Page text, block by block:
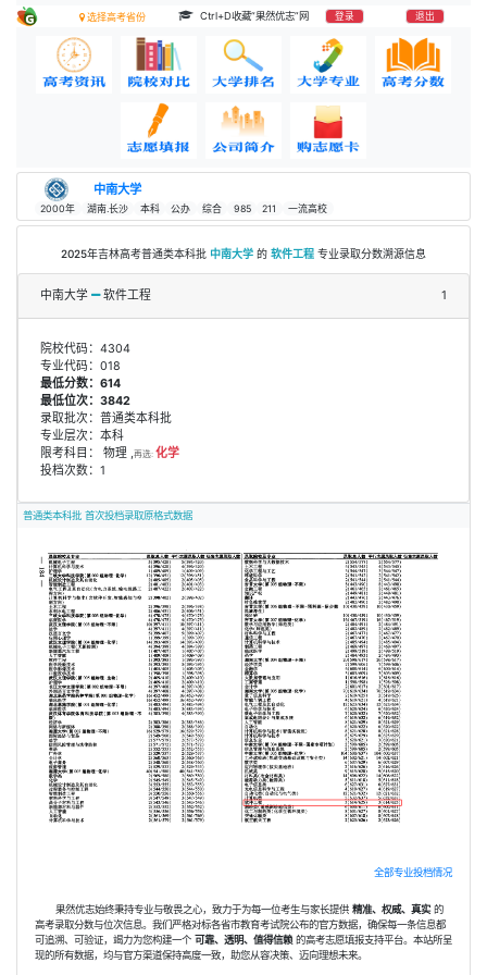
选择高考省份 Ctrl+D收藏“果然优志”网 登录 退出
中南大学
2000年 湖南.长沙 本科 公办 综合 985 211 一流高校
2025年吉林高考普通类本科批 中南大学 的 软件工程 专业录取分数溯源信息
中南大学 软件工程 1
院校代码：4304
专业代码：018
最低分数：614
最低位次：3842
录取批次：普通类本科批
专业层次：本科
限考科目： 物理 ,再选: 化学
投档次数：1
普通类本科批 首次投档录取原格式数据
全部专业投档情况
果然优志始终秉持专业与敬畏之心，致力于为每一位考生与家长提供 精准、权威、真实的
高考录取分数与位次信息。我们严格对标各省市教育考试院公布的官方数据，确保每一条信息都
可追溯、可验证，竭力为您构建一个 可靠、透明、值得信赖 的高考志愿填报支持平台。本站所呈
现的所有数据，均与官方渠道保持高度一致，助您从容决策、迈向理想未来。